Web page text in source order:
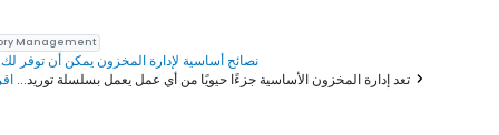
Management
5 نصائح أساسية لإدارة المخزون يمكن أن توفر
تعد إدارة المخزون الأساسية جزءًا حيويًا من أي عمل يعمل بسلسلة توريد...